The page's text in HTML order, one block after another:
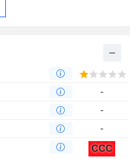
-
-
-
CCC